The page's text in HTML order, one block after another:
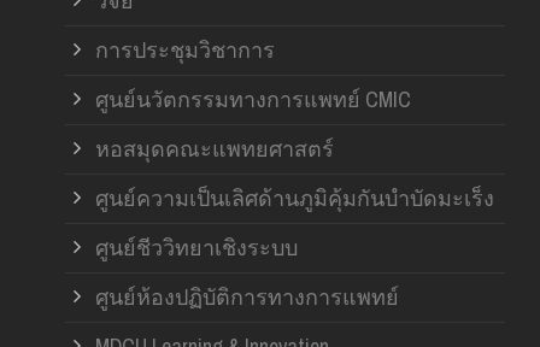
การประชุมวิชาการ
ศูนย์นวัตกรรมทางการแพทย์ CMIC
หอสมุดคณะแพทยศาสตร์
ศูนย์ความเป็นเลิศด้านภูมิคุ้มกันบำบัดมะเร็ง
ศูนย์ชีววิทยาเชิงระบบ
ศูนย์ห้องปฏิบัติการทางการแพทย์